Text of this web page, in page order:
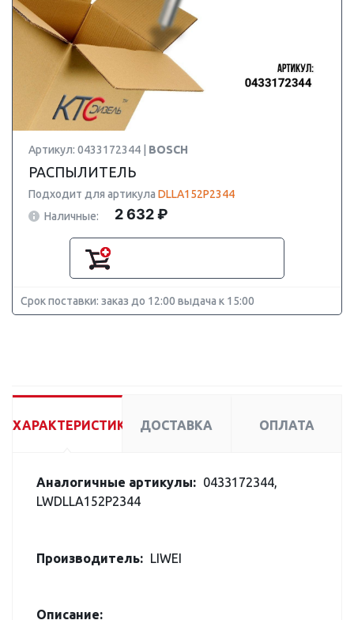
Артикул: 0433172344 | BOSCH
РАСПЫЛИТЕЛЬ
Подходит для артикула DLLA152P2344
Наличные:
2 632 ₽
Срок поставки: заказ до 12:00 выдача к 15:00
ХАРАКТЕРИСТИКИ ДОСТАВКА ОПЛАТА
Аналогичные артикулы: 0433172344,
LWDLLA152P2344
Производитель: LIWEI
Описание: